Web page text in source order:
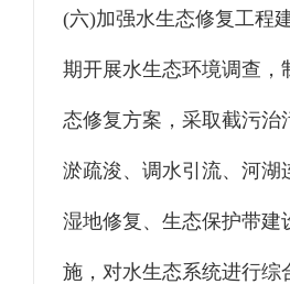
(六)加强水生态修复工程
期开展水生态环境调查，
态修复方案，采取截污治
淤疏浚、调水引流、河湖
湿地修复、生态保护带建
施，对水生态系统进行综